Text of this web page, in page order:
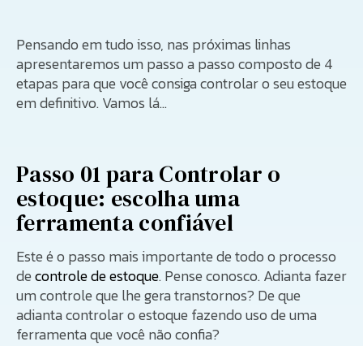
Pensando em tudo isso, nas próximas linhas
apresentaremos um passo a passo composto de 4
etapas para que você consiga controlar o seu estoque
em definitivo. Vamos lá…
Passo 01 para Controlar o
estoque: escolha uma
ferramenta confiável
Este é o passo mais importante de todo o processo
decontrole de estoque. Pense conosco. Adianta fazer
um controle que lhe gera transtornos? De que
adianta controlar o estoque fazendo uso de uma
ferramenta que você não confia?